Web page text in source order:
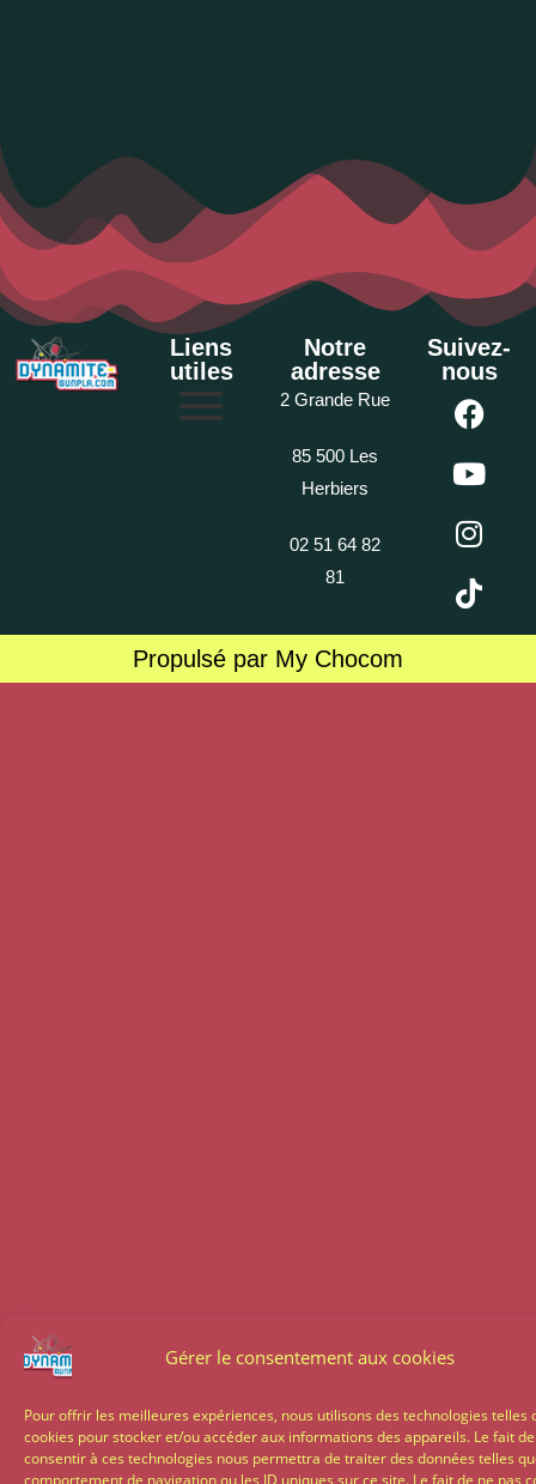
Gérer le consentement aux cookies
Pour offrir les meilleures expériences, nous utilisons des technologies telles
cookies pour stocker et/ou accéder aux informations des appareils. Le fait de
consentir à ces technologies nous permettra de traiter des données telles
comportement de navigation ou les ID uniques sur ce site. Le fait de ne pas
Liens
utiles
Notre
adresse
2 Grande Rue
85 500 Les
Herbiers
02 51 64 82
81
Suivez-
nous
Propulsé par My Chocom